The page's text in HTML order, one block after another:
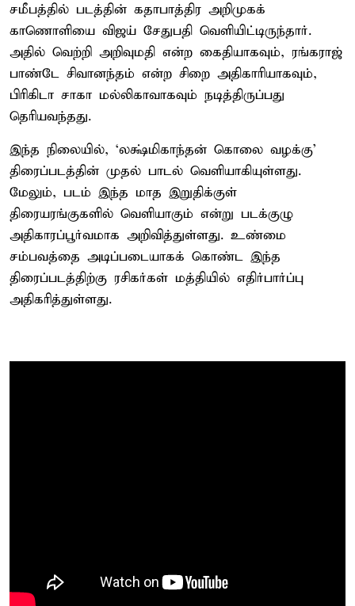
சமீபத்தில் படத்தின் கதாபாத்திர அறிமுகக்
காணொளியை விஜய் சேதுபதி வெளியிட்டிருந்தார்.
அதில் வெற்றி அறிவுமதி என்ற கைதியாகவும், ரங்கராஜ்
பாண்டே சிவானந்தம் என்ற சிறை அதிகாரியாகவும்,
பிரிகிடா சாகா மல்லிகாவாகவும் நடித்திருப்பது
தெரியவந்தது.
இந்த நிலையில், ‘லக்ஷ்மிகாந்தன் கொலை வழக்கு’
திரைப்படத்தின் முதல் பாடல் வெளியாகியுள்ளது.
மேலும், படம் இந்த மாத இறுதிக்குள்
திரையரங்குகளில் வெளியாகும் என்று படக்குழு
அதிகாரப்பூர்வமாக அறிவித்துள்ளது. உண்மை
சம்பவத்தை அடிப்படையாகக் கொண்ட இந்த
திரைப்படத்திற்கு ரசிகர்கள் மத்தியில் எதிர்பார்ப்பு
அதிகரித்துள்ளது.